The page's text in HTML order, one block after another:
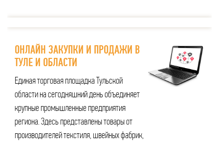
ОНЛАЙН ЗАКУПКИ И ПРОДАЖИ В
ТУЛЕ И ОБЛАСТИ
Единая торговая площадка Тульской
области на сегодняшний день объединяет
крупные промышленные предприятия
региона. Здесь представлены товары от
производителей текстиля, швейных фабрик,